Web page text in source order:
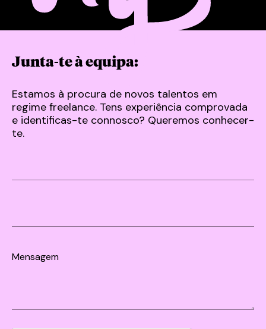
Junta-te à equipa:
Estamos à procura de novos talentos em
regime freelance. Tens experiência comprovada
e identificas-te connosco? Queremos conhecer-
te.